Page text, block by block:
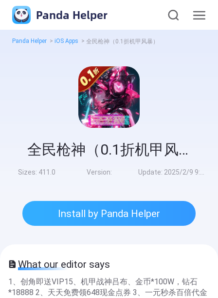
Panda Helper
Panda Helper > iOS Apps > 全民枪神（0.1折机甲风暴）
全民枪神（0.1折机甲风暴）
Sizes: 411.0 Version: Update: 2025/2/9 9:00:00
Install by Panda Helper
What our editor says
1、创角即送VIP15、机甲战神吕布、金币*100W，钻石
*18888 2、天天免费领648现金点券 3、一元秒杀百倍代金